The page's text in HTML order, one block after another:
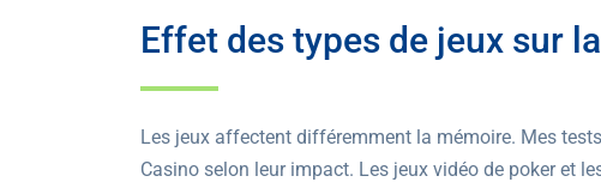
Effet des types de jeux sur
Les jeux affectent différemment la mémoire. Mes
Casino selon leur impact. Les jeux vidéo de poker et